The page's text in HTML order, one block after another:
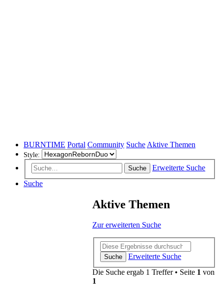
BURNTIME Portal Community Suche Aktive Themen
Style:
Suche
Erweiterte Suche
Suche
Aktive Themen
Zur erweiterten Suche
Suche
Erweiterte Suche
Die Suche ergab 1 Treffer • Seite 1 von
1